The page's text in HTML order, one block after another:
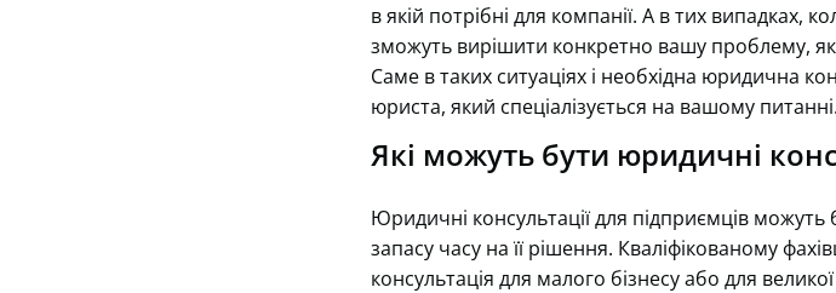
в якій потрібні для компанії. А в тих випадках,
зможуть вирішити конкретно вашу проблему,
Саме в таких ситуаціях і необхідна юридична
юриста, який спеціалізується на вашому питанні.
Які можуть бути юридичні
Юридичні консультації для підприємців можуть
запасу часу на її рішення. Кваліфікованому
консультація для малого бізнесу або для